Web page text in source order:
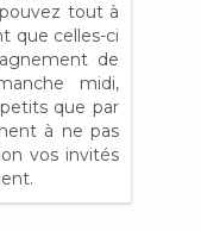
tout à
que celles-ci
de
midi,
que par
à ne pas
vos invités